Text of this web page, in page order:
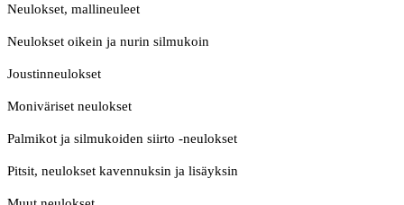
Neulokset, mallineuleet
Neulokset oikein ja nurin silmukoin
Joustinneulokset
Moniväriset neulokset
Palmikot ja silmukoiden siirto -neulokset
Pitsit, neulokset kavennuksin ja lisäyksin